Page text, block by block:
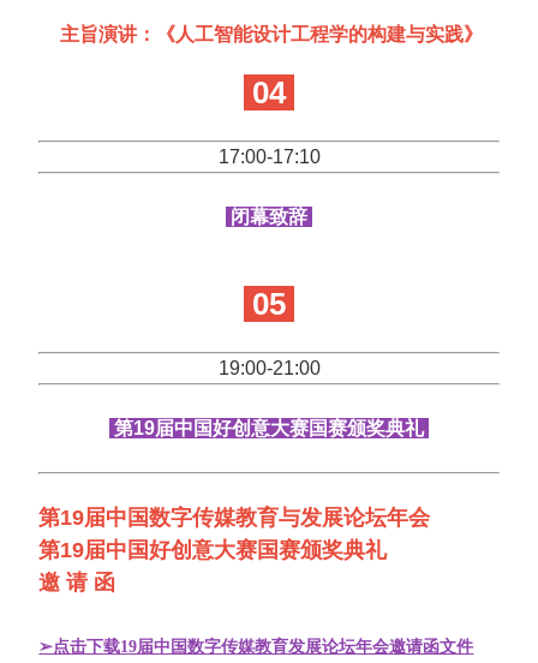
主旨演讲：《人工智能设计工程学的构建与实践》
04
17:00-17:10
闭幕致辞
05
19:00-21:00
第19届中国好创意大赛国赛颁奖典礼
第19届中国数字传媒教育与发展论坛年会
第19届中国好创意大赛国赛颁奖典礼
邀 请 函
➢点击下载19届中国数字传媒教育发展论坛年会邀请函文件